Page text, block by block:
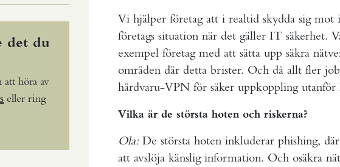
det du
att höra av
eller ring
Vi hjälper företag att i realtid skydda sig mot
företags situation när det gäller IT säkerhet.
exempel företag med att sätta upp säkra
områden där detta brister. Och då allt fler
hårdvaru-VPN för säker uppkoppling utanför
Vilka är de största hoten och riskerna?
Ola:De största hoten inkluderar phishing,
att avslöja känslig information. Och osäkra